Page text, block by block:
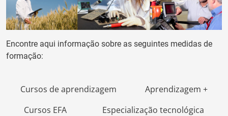
Encontre aqui informação sobre as seguintes medidas de
formação:
Cursos de aprendizagem
Aprendizagem +
Cursos EFA
Especialização tecnológica